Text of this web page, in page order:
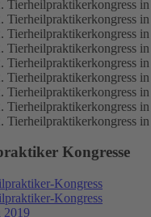
Kongresse
Kongress
Kongress
2019